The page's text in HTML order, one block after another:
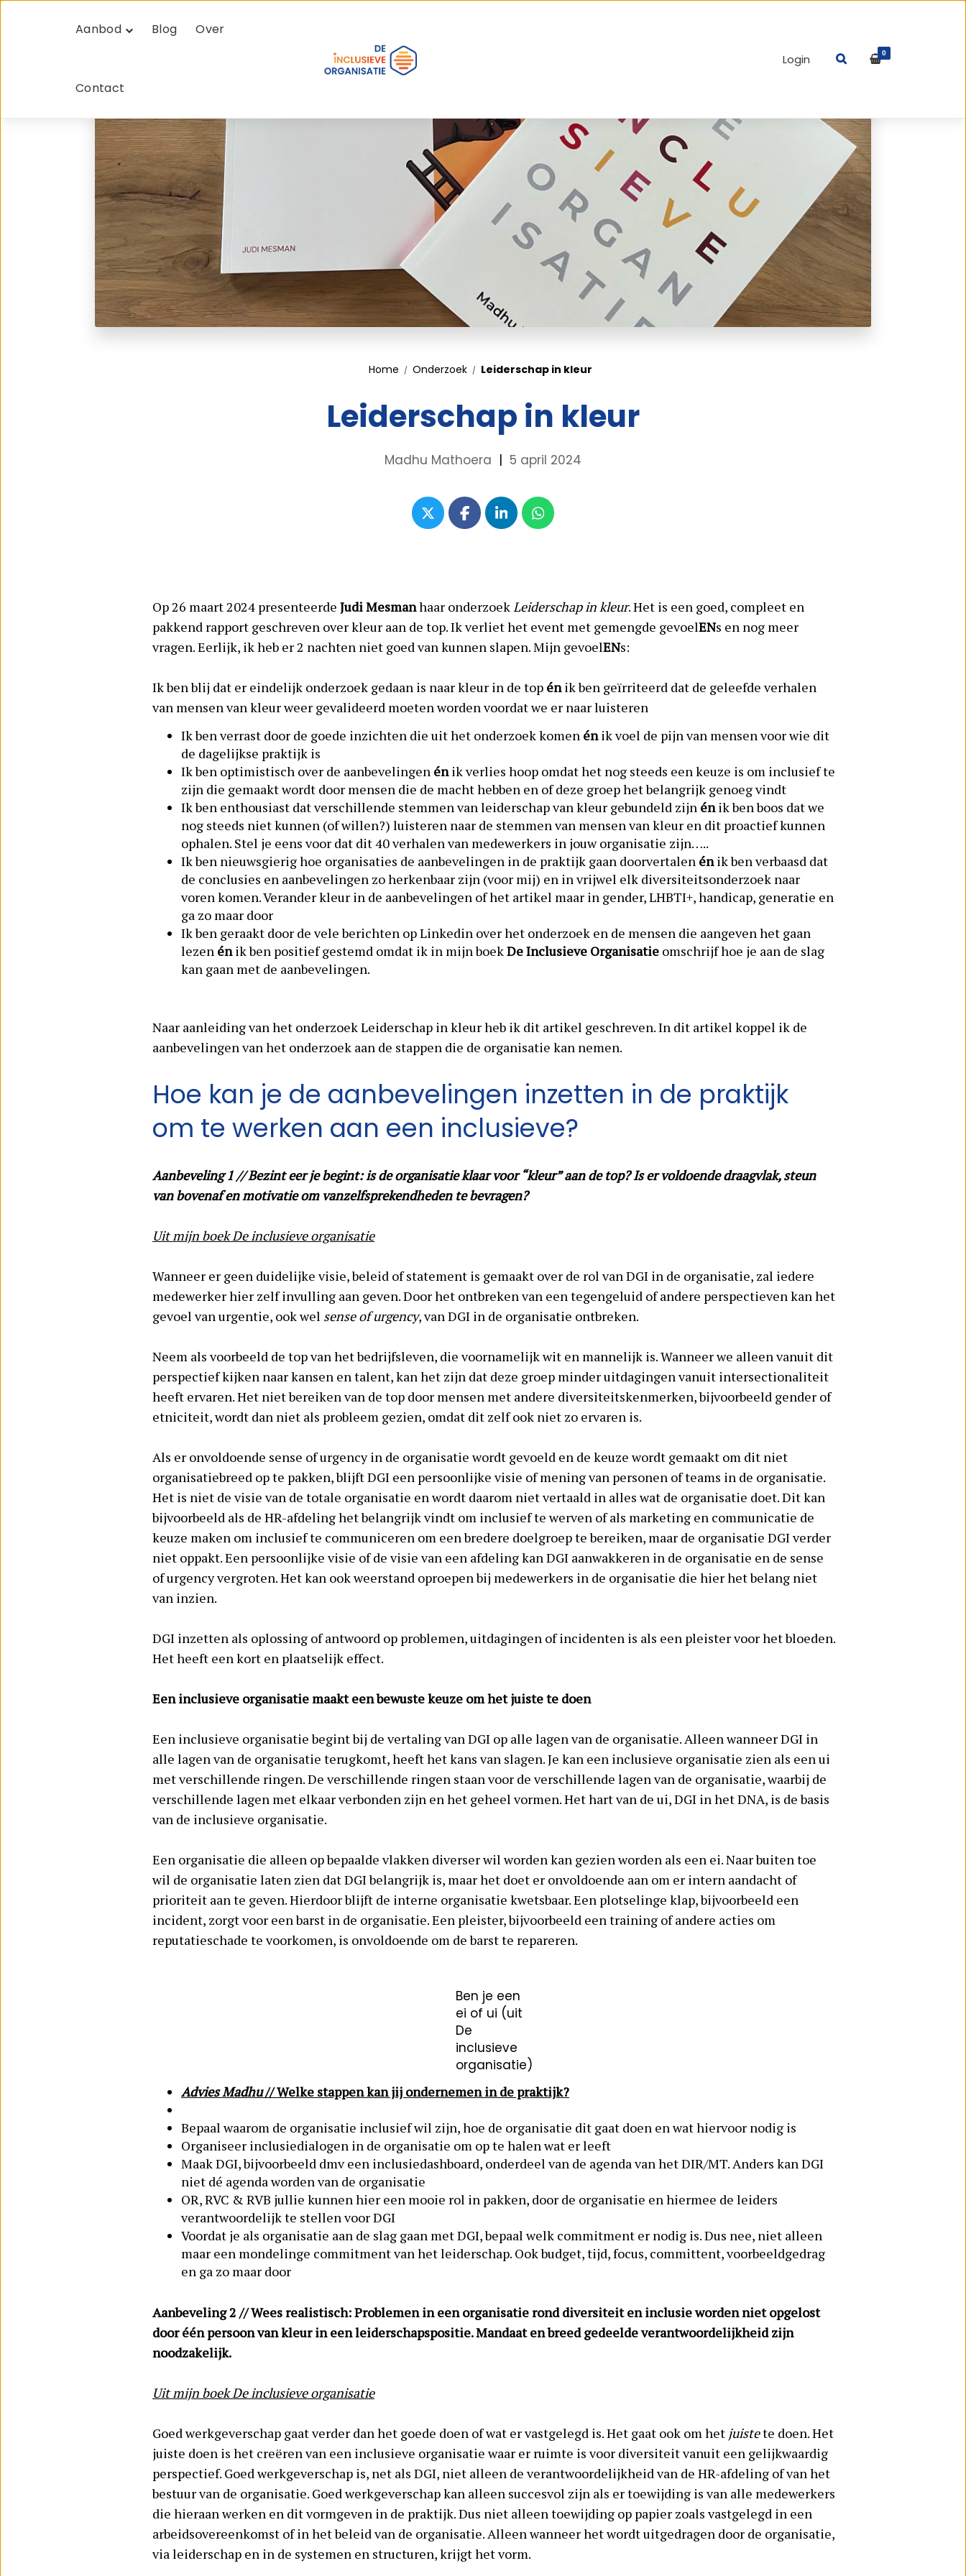
Aanbod Blog Over
Contact
Login 0
Home Onderzoek Leiderschap in kleur
Leiderschap in kleur
Madhu Mathoera | 5 april 2024
Op 26 maart 2024 presenteerde Judi Mesmanhaar onderzoekLeiderschap in kleur. Het is een goed, compleet en
pakkend rapport geschreven over kleur aan de top. Ik verliet het event met gemengde gevoelENs en nog meer
vragen. Eerlijk, ik heb er 2 nachten niet goed van kunnen slapen. Mijn gevoelENs:
Ik ben blij dat er eindelijk onderzoek gedaan is naar kleur in de top énik ben geïrriteerd dat de geleefde verhalen
van mensen van kleur weer gevalideerd moeten worden voordat we er naar luisteren
Ik ben verrast door de goede inzichten die uit het onderzoek komen énik voel de pijn van mensen voor wie dit
de dagelijkse praktijk is
Ik ben optimistisch over de aanbevelingen énik verlies hoop omdat het nog steeds een keuze is om inclusief te
zijn die gemaakt wordt door mensen die de macht hebben en of deze groep het belangrijk genoeg vindt
Ik ben enthousiast dat verschillende stemmen van leiderschap van kleur gebundeld zijn énik ben boos dat we
nog steeds niet kunnen (of willen?) luisteren naar de stemmen van mensen van kleur en dit proactief kunnen
ophalen. Stel je eens voor dat dit 40 verhalen van medewerkers in jouw organisatie zijn…..
Ik ben nieuwsgierig hoe organisaties de aanbevelingen in de praktijk gaan doorvertalen énik ben verbaasd dat
de conclusies en aanbevelingen zo herkenbaar zijn (voor mij) en in vrijwel elk diversiteitsonderzoek naar
voren komen. Verander kleur in de aanbevelingen of het artikel maar in gender, LHBTI+, handicap, generatie en
ga zo maar door
Ik ben geraakt door de vele berichten op Linkedin over het onderzoek en de mensen die aangeven het gaan
lezen énik ben positief gestemd omdat ik in mijn boekDe Inclusieve Organisatie omschrijf hoe je aan de slag
kan gaan met de aanbevelingen.
Naar aanleiding van het onderzoek Leiderschap in kleur heb ik dit artikel geschreven. In dit artikel koppel ik de
aanbevelingen van het onderzoek aan de stappen die de organisatie kan nemen.
Hoe kan je de aanbevelingen inzetten in de praktijk
om te werken aan een inclusieve?
Aanbeveling 1 // Bezint eer je begint: is de organisatie klaar voor “kleur” aan de top? Is er voldoende draagvlak, steun
van bovenaf en motivatie om vanzelfsprekendheden te bevragen?
Uit mijn boek De inclusieve organisatie
Wanneer er geen duidelijke visie, beleid of statement is gemaakt over de rol van DGI in de organisatie, zal iedere
medewerker hier zelf invulling aan geven. Door het ontbreken van een tegengeluid of andere perspectieven kan het
gevoel van urgentie, ook wel sense of urgency, van DGI in de organisatie ontbreken.
Neem als voorbeeld de top van het bedrijfsleven, die voornamelijk wit en mannelijk is. Wanneer we alleen vanuit dit
perspectief kijken naar kansen en talent, kan het zijn dat deze groep minder uitdagingen vanuit intersectionaliteit
heeft ervaren. Het niet bereiken van de top door mensen met andere diversiteitskenmerken, bijvoorbeeld gender of
etniciteit, wordt dan niet als probleem gezien, omdat dit zelf ook niet zo ervaren is.
Als er onvoldoende sense of urgency in de organisatie wordt gevoeld en de keuze wordt gemaakt om dit niet
organisatiebreed op te pakken, blijft DGI een persoonlijke visie of mening van personen of teams in de organisatie.
Het is niet de visie van de totale organisatie en wordt daarom niet vertaald in alles wat de organisatie doet. Dit kan
bijvoorbeeld als de HR-afdeling het belangrijk vindt om inclusief te werven of als marketing en communicatie de
keuze maken om inclusief te communiceren om een bredere doelgroep te bereiken, maar de organisatie DGI verder
niet oppakt. Een persoonlijke visie of de visie van een afdeling kan DGI aanwakkeren in de organisatie en de sense
of urgency vergroten. Het kan ook weerstand oproepen bij medewerkers in de organisatie die hier het belang niet
van inzien.
DGI inzetten als oplossing of antwoord op problemen, uitdagingen of incidenten is als een pleister voor het bloeden.
Het heeft een kort en plaatselijk effect.
Een inclusieve organisatie maakt een bewuste keuze om het juiste te doen
Een inclusieve organisatie begint bij de vertaling van DGI op alle lagen van de organisatie. Alleen wanneer DGI in
alle lagen van de organisatie terugkomt, heeft het kans van slagen. Je kan een inclusieve organisatie zien als een ui
met verschillende ringen. De verschillende ringen staan voor de verschillende lagen van de organisatie, waarbij de
verschillende lagen met elkaar verbonden zijn en het geheel vormen. Het hart van de ui, DGI in het DNA, is de basis
van de inclusieve organisatie.
Een organisatie die alleen op bepaalde vlakken diverser wil worden kan gezien worden als een ei. Naar buiten toe
wil de organisatie laten zien dat DGI belangrijk is, maar het doet er onvoldoende aan om er intern aandacht of
prioriteit aan te geven. Hierdoor blijft de interne organisatie kwetsbaar. Een plotselinge klap, bijvoorbeeld een
incident, zorgt voor een barst in de organisatie. Een pleister, bijvoorbeeld een training of andere acties om
reputatieschade te voorkomen, is onvoldoende om de barst te repareren.
Ben je een
ei of ui (uit
De
inclusieve
organisatie)
Advies Madhu// Welke stappen kan jij ondernemen in de praktijk?
Bepaal waarom de organisatie inclusief wil zijn, hoe de organisatie dit gaat doen en wat hiervoor nodig is
Organiseer inclusiedialogen in de organisatie om op te halen wat er leeft
Maak DGI, bijvoorbeeld dmv een inclusiedashboard, onderdeel van de agenda van het DIR/MT. Anders kan DGI
niet dé agenda worden van de organisatie
OR, RVC & RVB jullie kunnen hier een mooie rol in pakken, door de organisatie en hiermee de leiders
verantwoordelijk te stellen voor DGI
Voordat je als organisatie aan de slag gaan met DGI, bepaal welk commitment er nodig is. Dus nee, niet alleen
maar een mondelinge commitment van het leiderschap. Ook budget, tijd, focus, committent, voorbeeldgedrag
en ga zo maar door
Aanbeveling 2 // Wees realistisch: Problemen in een organisatie rond diversiteit en inclusie worden niet opgelost
door één persoon van kleur in een leiderschapspositie. Mandaat en breed gedeelde verantwoordelijkheid zijn
noodzakelijk.
Uit mijn boek De inclusieve organisatie
Goed werkgeverschap gaat verder dan het goede doen of wat er vastgelegd is. Het gaat ook om het juistete doen. Het
juiste doen is het creëren van een inclusieve organisatie waar er ruimte is voor diversiteit vanuit een gelijkwaardig
perspectief. Goed werkgeverschap is, net als DGI, niet alleen de verantwoordelijkheid van de HR-afdeling of van het
bestuur van de organisatie. Goed werkgeverschap kan alleen succesvol zijn als er toewijding is van alle medewerkers
die hieraan werken en dit vormgeven in de praktijk. Dus niet alleen toewijding op papier zoals vastgelegd in een
arbeidsovereenkomst of in het beleid van de organisatie. Alleen wanneer het wordt uitgedragen door de organisatie,
via leiderschap en in de systemen en structuren, krijgt het vorm.